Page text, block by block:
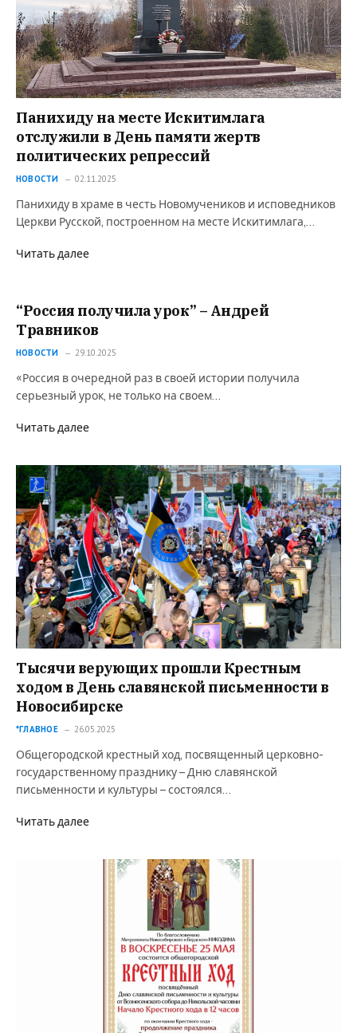
Панихиду на месте Искитимлага
отслужили в День памяти жертв
политических репрессий
НОВОСТИ 02.11.2025
Панихиду в храме в честь Новомучеников и исповедников
Церкви Русской, построенном на месте Искитимлага,…
Читать далее
“Россия получила урок” – Андрей
Травников
НОВОСТИ 29.10.2025
«Россия в очередной раз в своей истории получила
серьезный урок, не только на своем…
Читать далее
Тысячи верующих прошли Крестным
ходом в День славянской письменности в
Новосибирске
*ГЛАВНОЕ 26.05.2025
Общегородской крестный ход, посвященный церковно-
государственному празднику – Дню славянской
письменности и культуры – состоялся…
Читать далее